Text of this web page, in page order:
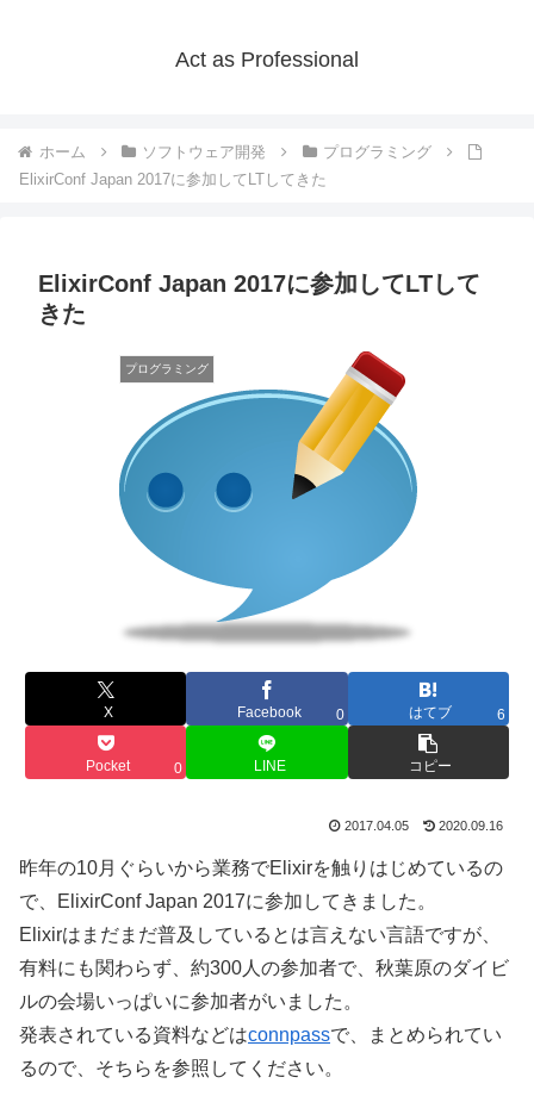
Act as Professional
ホーム ソフトウェア開発
プログラミング
ElixirConf Japan 2017に参加してLTしてきた
ElixirConf Japan 2017に参加してLTして
きた
プログラミング
X Facebook 0 はてブ 6
Pocket 0 LINE コピー
2017.04.05 2020.09.16
昨年の10月ぐらいから業務でElixirを触りはじめているの
で、ElixirConf Japan 2017に参加してきました。
Elixirはまだまだ普及しているとは言えない言語ですが、
有料にも関わらず、約300人の参加者で、秋葉原のダイビ
ルの会場いっぱいに参加者がいました。
発表されている資料などはconnpassで、まとめられてい
るので、そちらを参照してください。